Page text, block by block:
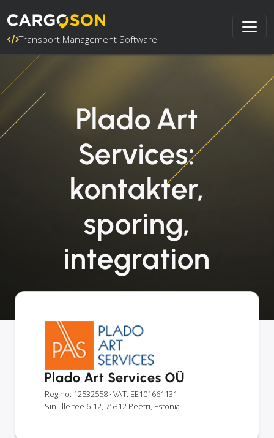
Transport Management Software
Plado Art
Services:
kontakter,
sporing,
integration
Plado Art Services OÜ
Reg no: 12532558 · VAT: EE101661131
Sinilille tee 6-12, 75312 Peetri, Estonia